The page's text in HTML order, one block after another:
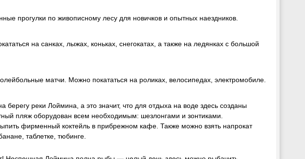
прогулки по живописному лесу для новичков и опытных наездников.
на санках, лыжах, коньках, снегокатах, а также на ледянках с большой
матчи. Можно покататься на роликах, велосипедах, электромобиле.
берегу реки Лоймина, а это значит, что для отдыха на воде здесь созданы
пляж оборудован всем необходимым: шезлонгами и зонтиками.
фирменный коктейль в прибрежном кафе. Также можно взять напрокат
таблетке, тюбинге.